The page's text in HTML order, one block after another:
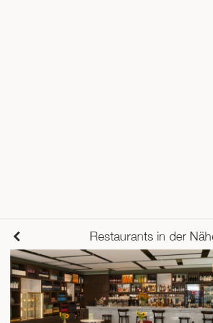
Restaurants in der